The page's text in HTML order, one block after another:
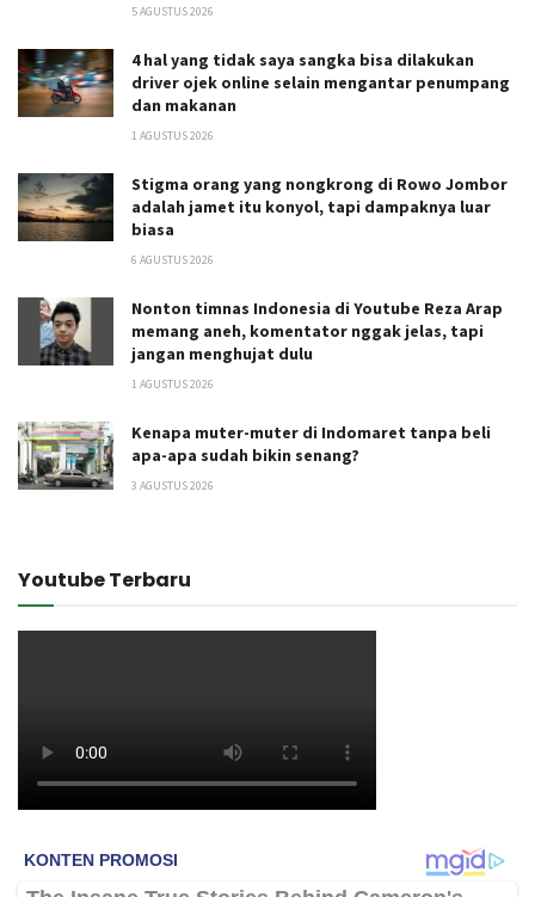
5 AGUSTUS 2026
4 hal yang tidak saya sangka bisa dilakukan
driver ojek online selain mengantar penumpang
dan makanan
1 AGUSTUS 2026
Stigma orang yang nongkrong di Rowo Jombor
adalah jamet itu konyol, tapi dampaknya luar
biasa
6 AGUSTUS 2026
Nonton timnas Indonesia di Youtube Reza Arap
memang aneh, komentator nggak jelas, tapi
jangan menghujat dulu
1 AGUSTUS 2026
Kenapa muter-muter di Indomaret tanpa beli
apa-apa sudah bikin senang?
3 AGUSTUS 2026
Youtube Terbaru